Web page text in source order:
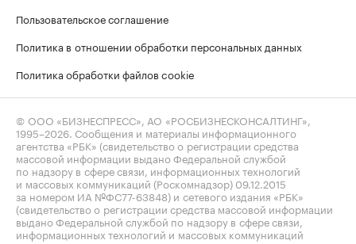
Пользовательское соглашение
Политика в отношении обработки персональных данных
Политика обработки файлов cookie
© ООО «БИЗНЕСПРЕСС», АО «РОСБИЗНЕСКОНСАЛТИНГ»,
1995–2026. Сообщения и материалы информационного
агентства «РБК» (свидетельство о регистрации средства
массовой информации выдано Федеральной службой
по надзору в сфере связи, информационных технологий
и массовых коммуникаций (Роскомнадзор) 09.12.2015
за номером ИА №ФС77-63848) и сетевого издания «РБК»
(свидетельство о регистрации средства массовой информации
выдано Федеральной службой по надзору в сфере связи,
информационных технологий и массовых коммуникаций